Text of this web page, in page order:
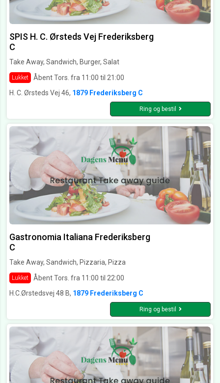
SPIS H. C. Ørsteds Vej Frederiksberg
C
Take Away, Sandwich, Burger, Salat
Lukket
Åbent Tors. fra 11:00 til 21:00
H. C. Ørsteds Vej 46, 1879 Frederiksberg C
Ring og bestil
Gastronomia Italiana Frederiksberg
C
Take Away, Sandwich, Pizzaria, Pizza
Lukket
Åbent Tors. fra 11:00 til 22:00
H.C.Ørstedsvej 48 B, 1879 Frederiksberg C
Ring og bestil